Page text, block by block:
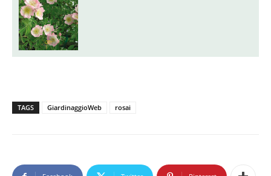
TAGS GiardinaggioWeb rosai